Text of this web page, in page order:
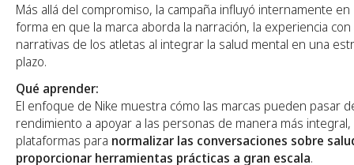
Más allá del compromiso, la campaña influyó internamente
forma en que la marca aborda la narración, la experiencia
narrativas de los atletas al integrar la salud mental en una
plazo.
Qué aprender:
El enfoque de Nike muestra cómo las marcas pueden pasar
rendimiento a apoyar a las personas de manera más
plataformas para normalizar las conversaciones sobre
proporcionar herramientas prácticas a gran escala.